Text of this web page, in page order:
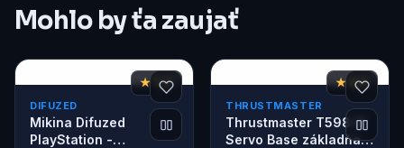
Mohlo by ťa zaujať
★ 7,6
DIFUZED
Mikina Difuzed
PlayStation -
★ 8,6
THRUSTMASTER
Thrustmaster T598-P
Servo Base základňa